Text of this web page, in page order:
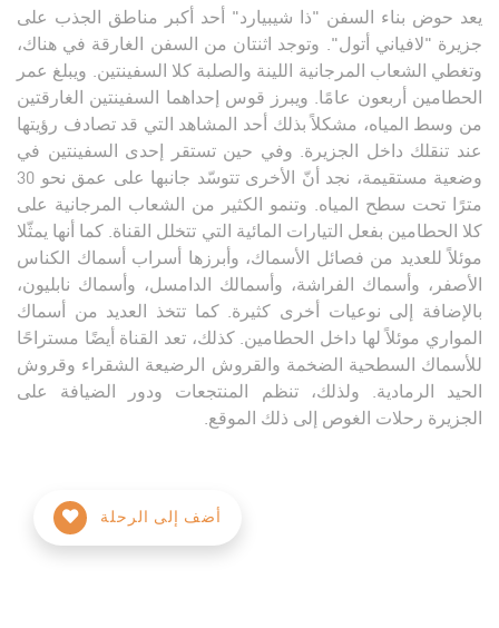
يعد حوض بناء السفن "ذا شيبيارد" أحد أكبر مناطق الجذب على
جزيرة "لافياني أتول". وتوجد اثنتان من السفن الغارقة في هناك،
وتغطي الشعاب المرجانية اللينة والصلبة كلا السفينتين. ويبلغ عمر
الحطامين أربعون عامًا. ويبرز قوس إحداهما السفينتين الغارقتين
من وسط المياه، مشكلاً بذلك أحد المشاهد التي قد تصادف رؤيتها
عند تنقلك داخل الجزيرة. وفي حين تستقر إحدى السفينتين في
وضعية مستقيمة، نجد أنّ الأخرى تتوسّد جانبها على عمق نحو 30
مترًا تحت سطح المياه. وتنمو الكثير من الشعاب المرجانية على
كلا الحطامين بفعل التيارات المائية التي تتخلل القناة. كما أنها يمثّلا
موئلاً للعديد من فصائل الأسماك، وأبرزها أسراب أسماك الكناس
الأصفر، وأسماك الفراشة، وأسمالك الدامسل، وأسماك نابليون،
بالإضافة إلى نوعيات أخرى كثيرة. كما تتخذ العديد من أسماك
المواري موئلاً لها داخل الحطامين. كذلك، تعد القناة أيضًا مستراحًا
للأسماك السطحية الضخمة والقروش الرضيعة الشقراء وقروش
الحيد الرمادية. ولذلك، تنظم المنتجعات ودور الضيافة على
الجزيرة رحلات الغوص إلى ذلك الموقع.
أضف إلى الرحلة